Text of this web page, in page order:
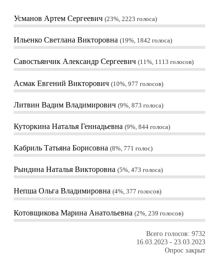
Усманов Артем Сергеевич 23%, 2223 голоса
Ильенко Светлана Викторовна 19%, 1842 голоса
Савостьянчик Александр Сергеевич 11%, 1113 голосов
Асмак Евгений Викторович 10%, 977 голосов
Литвин Вадим Владимирович 9%, 873 голоса
Куторкина Наталья Геннадьевна 9%, 844 голоса
Кабриль Татьяна Борисовна 8%, 771 голос
Рындина Наталья Викторовна 5%, 473 голоса
Непша Ольга Владимировна 4%, 377 голосов
Котовщикова Марина Анатольевна 2%, 239 голосов
Всего голосов: 9732
16.03.2023 - 23.03.2023
Опрос закрыт